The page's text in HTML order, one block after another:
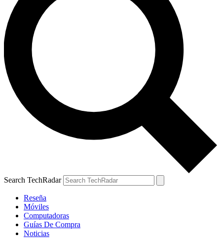
Search TechRadar
Reseña
Móviles
Computadoras
Guías De Compra
Noticias